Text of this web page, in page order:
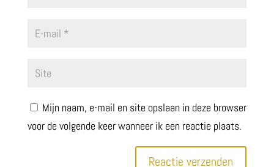
Mijn naam, e-mail en site opslaan in deze browser
voor de volgende keer wanneer ik een reactie plaats.